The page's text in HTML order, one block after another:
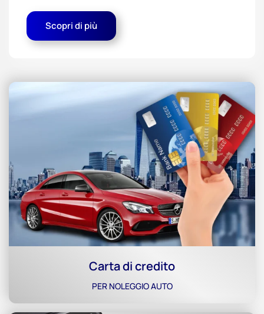
Scopri di più
Carta di credito
PER NOLEGGIO AUTO